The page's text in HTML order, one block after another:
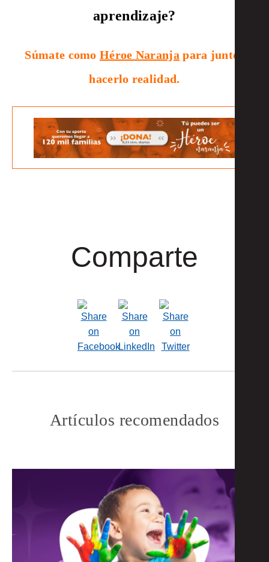
aprendizaje?
Súmate comoHéroe Naranja para juntos
hacerlo realidad.
Comparte
Artículos recomendados